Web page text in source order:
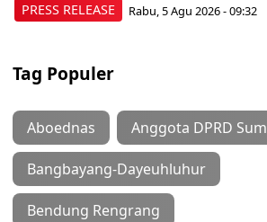
PRESS RELEASE Rabu, 5 Agu 2026 - 09:32
Tag Populer
Aboednas Anggota DPRD
Bangbayang-Dayeuhluhur
Bendung Rengrang